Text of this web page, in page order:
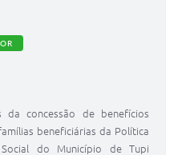
concessão de benefícios
beneficiárias da Política
do Município de Tupi